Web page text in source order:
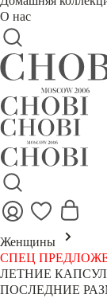
О нас
Женщины
СПЕЦ
ЛЕТНИЕ
ПОСЛЕДНИЕ